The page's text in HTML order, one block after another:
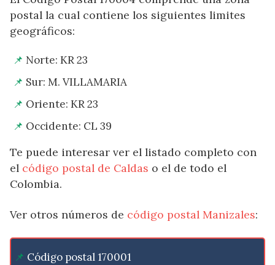
postal la cual contiene los siguientes limites
geográficos:
Norte: KR 23
Sur: M. VILLAMARIA
Oriente: KR 23
Occidente: CL 39
Te puede interesar ver el listado completo con
el código postal de Caldas o el de todo el
Colombia.
Ver otros números de código postal Manizales:
Código postal 170001